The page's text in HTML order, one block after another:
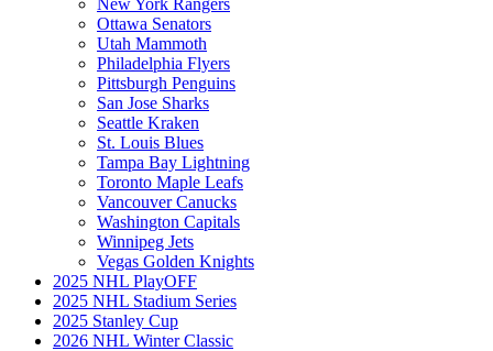
New York Rangers
Ottawa Senators
Utah Mammoth
Philadelphia Flyers
Pittsburgh Penguins
San Jose Sharks
Seattle Kraken
St. Louis Blues
Tampa Bay Lightning
Toronto Maple Leafs
Vancouver Canucks
Washington Capitals
Winnipeg Jets
Vegas Golden Knights
2025 NHL PlayOFF
2025 NHL Stadium Series
2025 Stanley Cup
2026 NHL Winter Classic